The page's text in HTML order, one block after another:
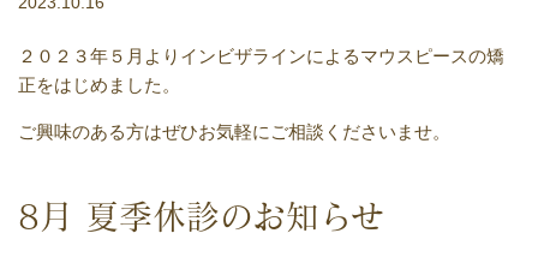
２０２３年５月よりインビザラインによるマウスピースの矯
正をはじめました。
ご興味のある方はぜひお気軽にご相談くださいませ。
8月 夏季休診のお知らせ